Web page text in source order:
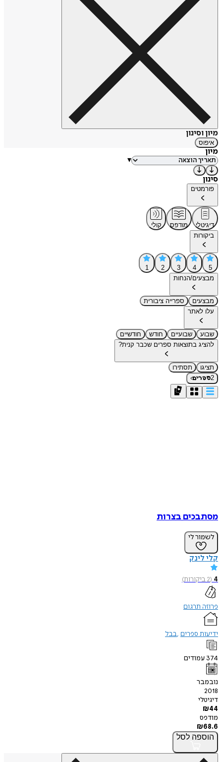
מיון וסינון
איפוס
מיון
▾
סינון
פורמטים
דיגיטלי מודפס
קולי
ביקורות
5
4
3
2
1
מבצעים/הנחות
מבצעים
ספרייה ציבורית
עלו לאתר
שבוע שבועיים חודש
חודשיים
להציג בתוצאות ספרים שכבר קנית?
תציגו
תסתירו
2ספרים›
מסתבכים בצרות
לשמור לי
קלי לינק
4
(
2ביקורות)
פרוזה תרגום
ידיעות ספרים בבל
374 עמודים
נובמבר
2018
דיגיטלי
₪44
מודפס
₪68.6
הוספה לסל